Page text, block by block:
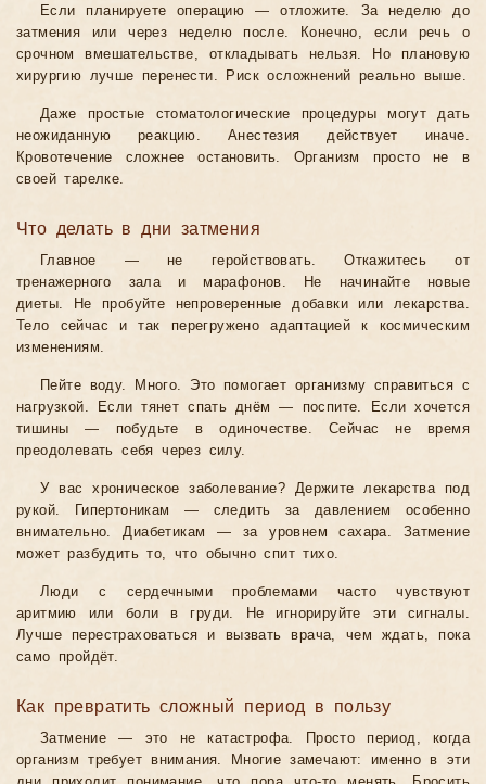
Если планируете операцию — отложите. За неделю до
затмения или через неделю после. Конечно, если речь о
срочном вмешательстве, откладывать нельзя. Но плановую
хирургию лучше перенести. Риск осложнений реально выше.
Даже простые стоматологические процедуры могут дать
неожиданную реакцию. Анестезия действует иначе.
Кровотечение сложнее остановить. Организм просто не в
своей тарелке.
Что делать в дни затмения
Главное — не геройствовать. Откажитесь от
тренажерного зала и марафонов. Не начинайте новые
диеты. Не пробуйте непроверенные добавки или лекарства.
Тело сейчас и так перегружено адаптацией к космическим
изменениям.
Пейте воду. Много. Это помогает организму справиться с
нагрузкой. Если тянет спать днём — поспите. Если хочется
тишины — побудьте в одиночестве. Сейчас не время
преодолевать себя через силу.
У вас хроническое заболевание? Держите лекарства под
рукой. Гипертоникам — следить за давлением особенно
внимательно. Диабетикам — за уровнем сахара. Затмение
может разбудить то, что обычно спит тихо.
Люди с сердечными проблемами часто чувствуют
аритмию или боли в груди. Не игнорируйте эти сигналы.
Лучше перестраховаться и вызвать врача, чем ждать, пока
само пройдёт.
Как превратить сложный период в пользу
Затмение — это не катастрофа. Просто период, когда
организм требует внимания. Многие замечают: именно в эти